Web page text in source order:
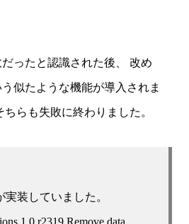
ったと認識された後、 改め
う似たような機能が導入されま
ちらも失敗に終わりました。
実装していました。
1.0 r2319 Remove data